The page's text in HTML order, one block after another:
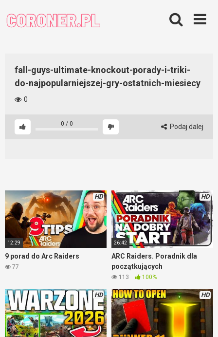
content
fall-guys-ultimate-knockout-porady-i-triki-
do-najpopularniejszej-gry-ostatnich-miesiecy
0
0 / 0 Podaj dalej
HD
12:29
9 porad do Arc Raiders
77
HD
26:42
ARC Raiders. Poradnik dla
początkujących
113 100%
HD HD